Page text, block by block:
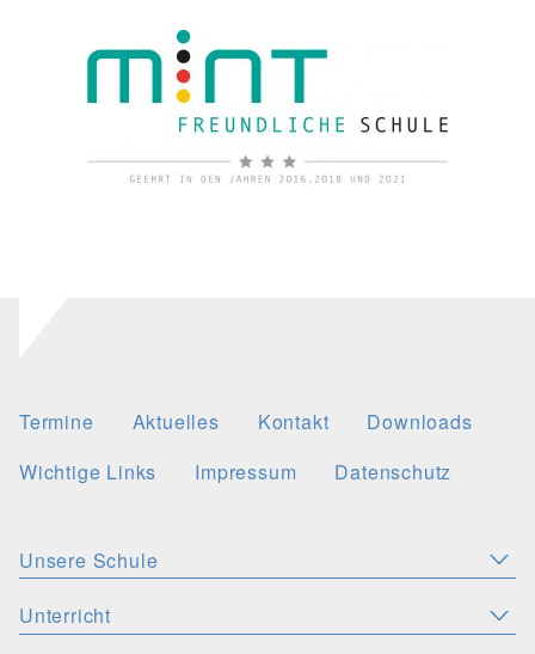
Termine Aktuelles Kontakt
Downloads
Wichtige Links
Impressum Datenschutz
Unsere Schule
Aktuelles
KONZEPTE
Unterricht